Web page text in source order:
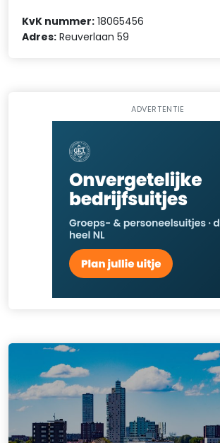
KvK nummer: 18065456
Adres: Reuverlaan 59
ADVERTENTIE